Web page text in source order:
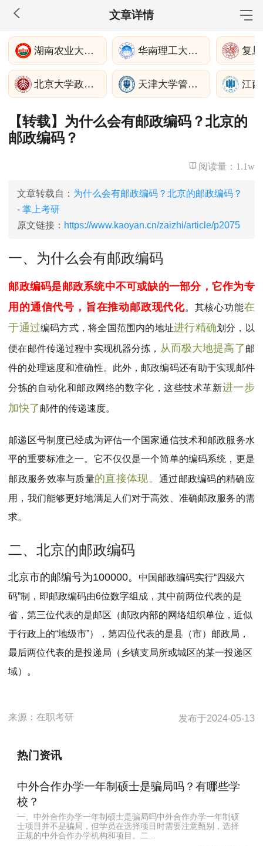
文章详情
MBA工商管理
院校库 考试报名 招生政策 学制学费
报名流程
考试真题
报考经验 招生简章
MEM工程管理
院校库 考试报名
MPA公共管理
院校库 考试报名
MPAcc会计专硕
院校库 考试报名 招生政策 学制学费
报名流程
考试真题
报考经验 招生简章
院校库 考试报名 招生政策 学制学费
报名流程
考试真题
报考经验 招生简章
湖南农业大学公共管理与法学学院 华南理工大学公共管理学院
北京大学政府管理学院 天津大学管理与经济学部
【转载】为什么会有邮政编码？北京的
邮政编码？
阅读量： 1.1w
文章转载自： 为什么会有邮政编码？北京的邮政编码？
- 掌上考研
原文链接： https://www.kaoyan.cn/zaizhi/article/p2075
一、为什么会有邮政编码
邮政编码是邮政系统中不可或缺的一部分，它作为专
用的通信代号，旨在推动邮政现代化。其核心功能在
于通过编码方式，将全国范围内的地址进行精确划分，以
便在邮件传递过程中实现机器分拣， 从而极大地提高了邮
件的处理速度和准确性。此外，邮政编码还有助于实现邮件
分拣的自动化和邮政网络的数字化，这些技术革新进一步
加快了邮件的传递速度。
邮递区号制度已经成为评估一个国家通信技术和邮政服务水
平的重要标准之一。它不仅仅是一个简单的编码系统，更是
邮政服务效率与质量的直接体现。 通过邮政编码的精确应
用，我们能够更好地满足人们对于高效、准确邮政服务的需
求。
二、北京的邮政编码
北京市的邮编号为100000。中国邮政编码实行“四级六
码”制，即邮政编码由6位数字组成，其中前两位代表的是
省，第三位代表的是邮区（邮政内部的网络组织单位，近似
于行政上的“地级市”），第四位代表的是县（市）邮政局，
最后两位代表的是投递局（乡镇支局所或城区的某一投递区
域）。
来源：在职考研 发布于2024-05-13
热门资讯
中外合作办学一年制硕士是骗局吗？有哪些学
校？
一、中外合作办学一年制硕士是骗局吗中外合作办学一年制硕
士项目并不是骗局，但学员在选择项目时需要注意甄别，选择
正规的中外合作办学机构和项目。二...